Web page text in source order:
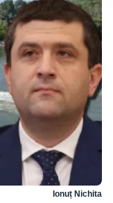
Ionuț Nichita